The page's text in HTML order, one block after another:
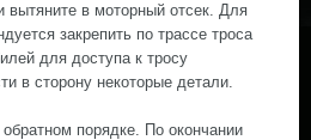
вытяните в моторный отсек. Для
закрепить по трассе троса
для доступа к тросу
в сторону некоторые детали.
порядке. По окончании